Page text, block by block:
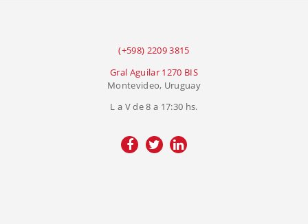
(+598) 2209 3815
Gral Aguilar 1270 BIS
Montevideo, Uruguay
L a V de 8 a 17:30 hs.